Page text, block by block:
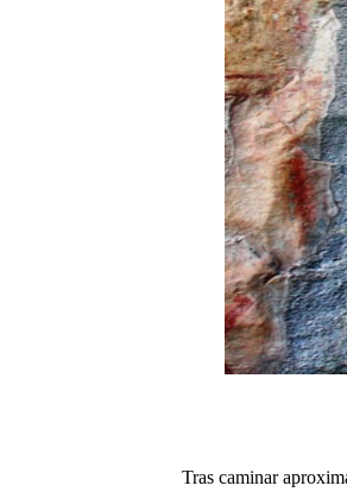
Tras caminar